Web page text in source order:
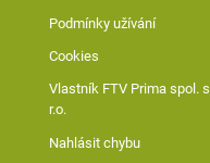
Podmínky užívání
Cookies
Vlastník FTV Prima spol. s
r.o.
Nahlásit chybu